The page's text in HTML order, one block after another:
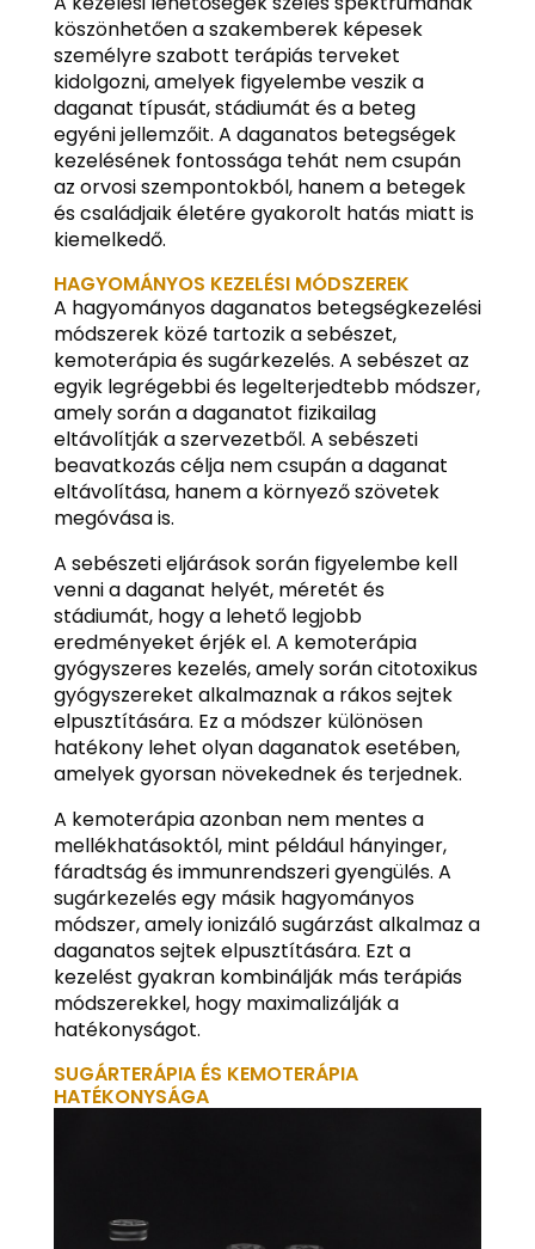
köszönhetően a szakemberek képesek
személyre szabott terápiás terveket
kidolgozni, amelyek figyelembe veszik a
daganat típusát, stádiumát és a beteg
egyéni jellemzőit. A daganatos betegségek
kezelésének fontossága tehát nem csupán
az orvosi szempontokból, hanem a betegek
és családjaik életére gyakorolt hatás miatt is
kiemelkedő.
HAGYOMÁNYOS KEZELÉSI MÓDSZEREK
A hagyományos daganatos betegségkezelési
módszerek közé tartozik a sebészet,
kemoterápia és sugárkezelés. A sebészet az
egyik legrégebbi és legelterjedtebb módszer,
amely során a daganatot fizikailag
eltávolítják a szervezetből. A sebészeti
beavatkozás célja nem csupán a daganat
eltávolítása, hanem a környező szövetek
megóvása is.
A sebészeti eljárások során figyelembe kell
venni a daganat helyét, méretét és
stádiumát, hogy a lehető legjobb
eredményeket érjék el. A kemoterápia
gyógyszeres kezelés, amely során citotoxikus
gyógyszereket alkalmaznak a rákos sejtek
elpusztítására. Ez a módszer különösen
hatékony lehet olyan daganatok esetében,
amelyek gyorsan növekednek és terjednek.
A kemoterápia azonban nem mentes a
mellékhatásoktól, mint például hányinger,
fáradtság és immunrendszeri gyengülés. A
sugárkezelés egy másik hagyományos
módszer, amely ionizáló sugárzást alkalmaz a
daganatos sejtek elpusztítására. Ezt a
kezelést gyakran kombinálják más terápiás
módszerekkel, hogy maximalizálják a
hatékonyságot.
SUGÁRTERÁPIA ÉS KEMOTERÁPIA
HATÉKONYSÁGA